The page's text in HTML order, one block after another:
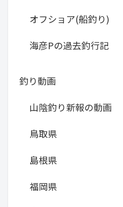
オフショア(船釣り)
海彦Pの過去釣行記
釣り動画
山陰釣り新報の動画
鳥取県
島根県
福岡県